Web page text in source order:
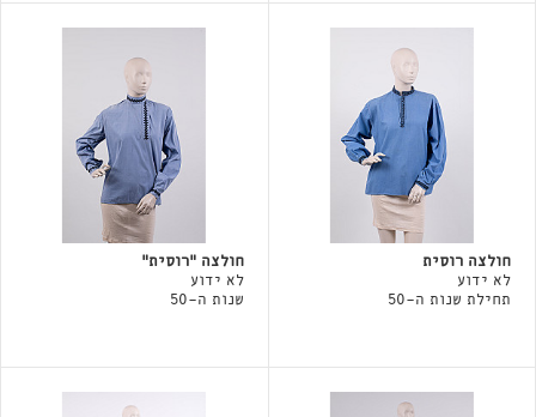
חולצה רוסית
לא ידוע
תחילת שנות ה-50
חולצה ״רוסית״
לא ידוע
שנות ה-50